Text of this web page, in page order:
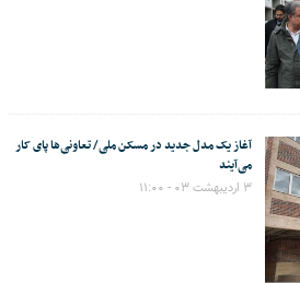
آغاز یک مدل جدید در مسکن ملی/ تعاونی‌ها پای کار
می‌آیند
۳ اردیبهشت ۰۳ - ۱۱:۰۰